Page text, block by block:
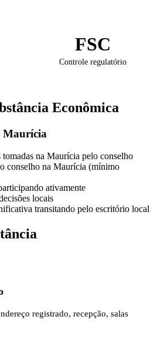
FSC
Controle regulatório
Econômica
Maurícia
tomadas na Maurícia pelo conselho
conselho na Maurícia (mínimo
ativamente
locais
transitando pelo escritório local
registrado, recepção, salas